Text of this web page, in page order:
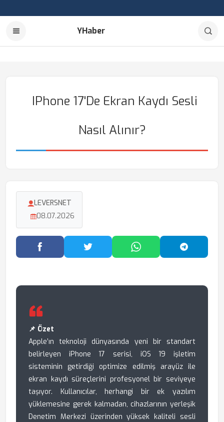
YHaber
IPhone 17'de Ekran Kaydı Sesli
Nasıl Alınır?
LEVERSNET
08.07.2026
Facebook'ta PaylaşTwitter'da PaylaşWhatsApp'ta Paylaş
📌 Özet
Apple’ın teknoloji dünyasında yeni bir standart
belirleyen iPhone 17 serisi, iOS 19 işletim
sisteminin getirdiği optimize edilmiş arayüz ile
ekran kaydı süreçlerini profesyonel bir seviyeye
taşıyor. Kullanıcılar, herhangi bir ek yazılım
yüklemesine gerek kalmadan, cihazlarının yerleşik
Denetim Merkezi üzerinden yüksek kaliteli sesli